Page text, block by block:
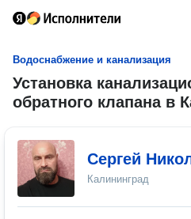
Водоснабжение и канализация
Установка
обратного клапана в
Сергей
Калининград